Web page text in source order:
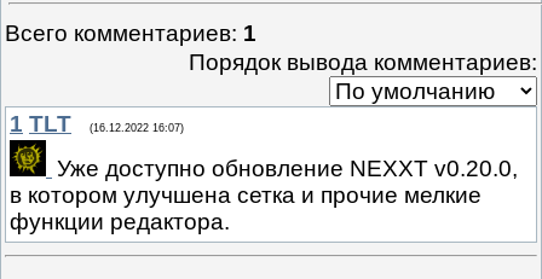
Всего комментариев: 1
Порядок вывода комментариев:
1 TLT (16.12.2022 16:07)
Уже доступно обновление NEXXT v0.20.0,
в котором улучшена сетка и прочие мелкие
функции редактора.